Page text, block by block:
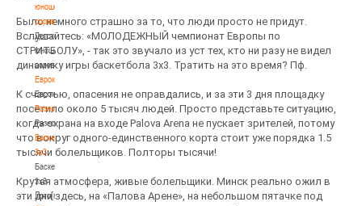
юношеские
соревнования
Детско-
юношеские
соревнования
Еврокубки
Еврокубки
Разное
Разное
Баскетбол
3х3
Баскетбол
3х3
Лого[modid=121]
Было немного страшно за то, что люди просто не придут.
Вслушайтесь: «МОЛОДЕЖНЫЙ чемпионат Европы по
СТРИТБОЛУ», - так это звучало из уст тех, кто ни разу не видел
динамику игры баскетбола 3х3. Тратить на это время? Пф.
К счастью, опасения не оправдались, и за эти 3 дня площадку
посетило около 5 тысяч людей. Просто представьте ситуацию,
когда охрана на входе Palova Arena не пускает зрителей, потому
что вокруг одного-единственного корта стоит уже порядка 1.5
тысячи болельщиков. Полторы тысячи!
Крутая атмосфера, живые болельщики. Минск реально ожил в
эти дни здесь, на «Палова Арене», на небольшом пятачке под